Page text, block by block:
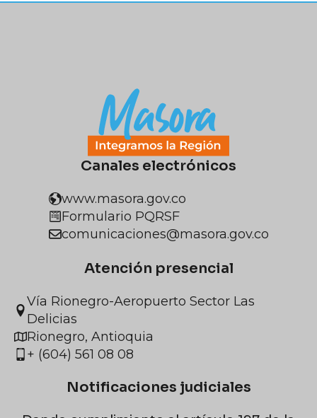
Canales electrónicos
www.masora.gov.co
Formulario PQRSF
comunicaciones@masora.gov.co
Atención presencial
Vía Rionegro-Aeropuerto Sector Las
Delicias
Rionegro, Antioquia
+ (604) 561 08 08
Notificaciones judiciales